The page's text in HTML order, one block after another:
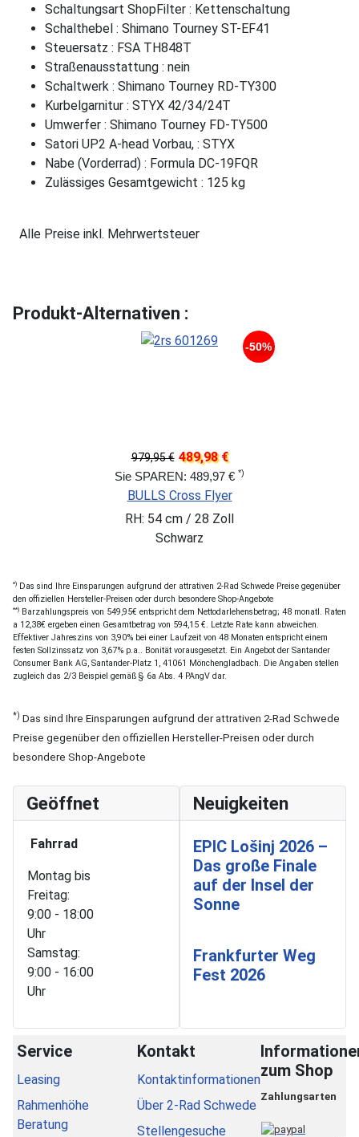
Schaltungsart ShopFilter : Kettenschaltung
Schalthebel : Shimano Tourney ST-EF41
Steuersatz : FSA TH848T
Straßenausstattung : nein
Schaltwerk : Shimano Tourney RD-TY300
Kurbelgarnitur : STYX 42/34/24T
Umwerfer : Shimano Tourney FD-TY500
Satori UP2 A-head Vorbau, : STYX
Nabe (Vorderrad) : Formula DC-19FQR
Zulässiges Gesamtgewicht : 125 kg
Alle Preise inkl. Mehrwertsteuer
Produkt-Alternativen :
-50%
979,95 € 489,98 €
Sie SPAREN: 489,97 € *)
BULLS Cross Flyer
RH: 54 cm / 28 Zoll
Schwarz
*) Das sind Ihre Einsparungen aufgrund der attrativen 2-Rad Schwede Preise gegenüber
den offiziellen Hersteller-Preisen oder durch besondere Shop-Angebote
**) Barzahlungspreis von 549,95€ entspricht dem Nettodarlehensbetrag; 48 monatl. Raten
a 12,38€ ergeben einen Gesamtbetrag von 594,15 €. Letzte Rate kann abweichen.
Effektiver Jahreszins von 3,90% bei einer Laufzeit von 48 Monaten entspricht einem
festen Sollzinssatz von 3,67% p.a.. Bonität vorausgesetzt. Ein Angebot der Santander
Consumer Bank AG, Santander-Platz 1, 41061 Mönchengladbach. Die Angaben stellen
zugleich das 2/3 Beispiel gemäß § 6a Abs. 4 PAngV dar.
*) Das sind Ihre Einsparungen aufgrund der attrativen 2-Rad Schwede
Preise gegenüber den offiziellen Hersteller-Preisen oder durch
besondere Shop-Angebote
Geöffnet
Fahrrad
Montag bis
Freitag:
9:00 - 18:00
Uhr
Samstag:
9:00 - 16:00
Uhr
Neuigkeiten
EPIC Lošinj 2026 –
Das große Finale
auf der Insel der
Sonne
Frankfurter Weg
Fest 2026
Service
Leasing
Rahmenhöhe
Beratung
Kontakt
Kontaktinformationen
Über 2-Rad Schwede
Stellengesuche
zum Shop
Zahlungsarten